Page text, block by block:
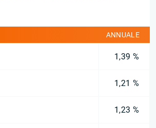
ANNUALE
1,39 %
1,21 %
1,23 %